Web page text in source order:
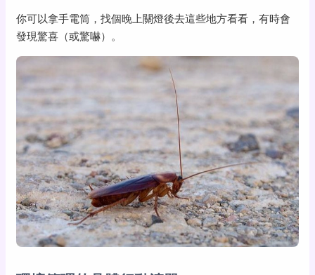
你可以拿手電筒，找個晚上關燈後去這些地方看看，有時會
發現驚喜（或驚嚇）。